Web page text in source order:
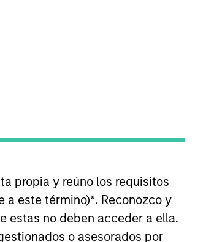
propia y reúno los requisitos
a este término)*. Reconozco y
estas no deben acceder a ella.
o asesorados por
As Chief